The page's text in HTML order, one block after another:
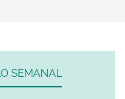
SEMANAL